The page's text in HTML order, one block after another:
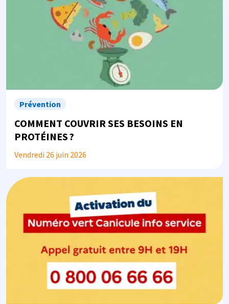
Prévention
COMMENT COUVRIR SES BESOINS EN
PROTÉINES ?
Vendredi 26 juin 2026
Image